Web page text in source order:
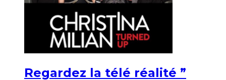
Regardez la télé réalité ”